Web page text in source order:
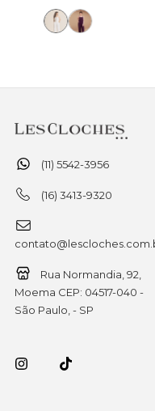
(11) 5542-3956
(16) 3413-9320
Rua Normandia, 92,
Moema CEP: 04517-040 -
São Paulo, - SP